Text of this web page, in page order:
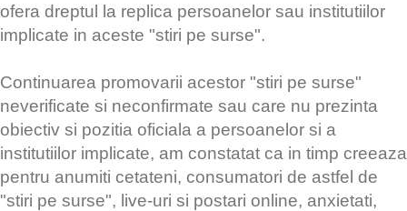
ofera dreptul la replica persoanelor sau institutiilor
implicate in aceste "stiri pe surse".
Continuarea promovarii acestor "stiri pe surse"
neverificate si neconfirmate sau care nu prezinta
obiectiv si pozitia oficiala a persoanelor si a
institutiilor implicate, am constatat ca in timp creeaza
pentru anumiti cetateni, consumatori de astfel de
"stiri pe surse", live-uri si postari online, anxietati,